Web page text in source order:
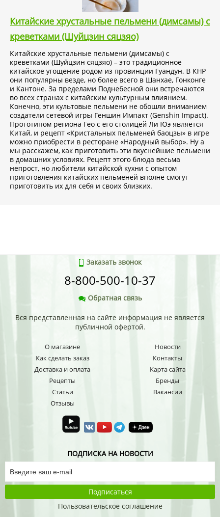
Китайские хрустальные пельмени (димсамы) с
креветками (Шуйцзин сяцзяо)
Китайские хрустальные пельмени (димсамы) с
креветками (Шуйцзин сяцзяо) – это традиционное
китайское угощение родом из провинции Гуандун. В КНР
они популярны везде, но более всего в Шанхае, Гонконге
и Кантоне. За пределами Поднебесной они встречаются
во всех странах с китайским культурным влиянием.
Конечно, эти культовые пельмени не обошли вниманием
создатели сетевой игры Геншин Импакт (Genshin Impact).
Прототипом региона Гео с его столицей Ли Юэ является
Китай, и рецепт «Кристальных пельменей баоцзы» в игре
можно приобрести в ресторане «Народный выбор». Ну а
мы расскажем, как приготовить эти вкуснейшие пельмени
в домашних условиях. Рецепт этого блюда весьма
непрост, но любители китайской кухни с опытом
приготовления китайских пельменей вполне смогут
приготовить их для себя и своих близких.
Заказать звонок
8-800-500-10-37
Обратная связь
Вся представленная на сайте информация не является
публичной офертой.
О магазине
Как сделать заказ
Доставка и оплата
Рецепты
Статьи
Отзывы
Новости
Контакты
Карта сайта
Бренды
Вакансии
ПОДПИСКА НА НОВОСТИ
Подписаться
Пользовательское соглашение